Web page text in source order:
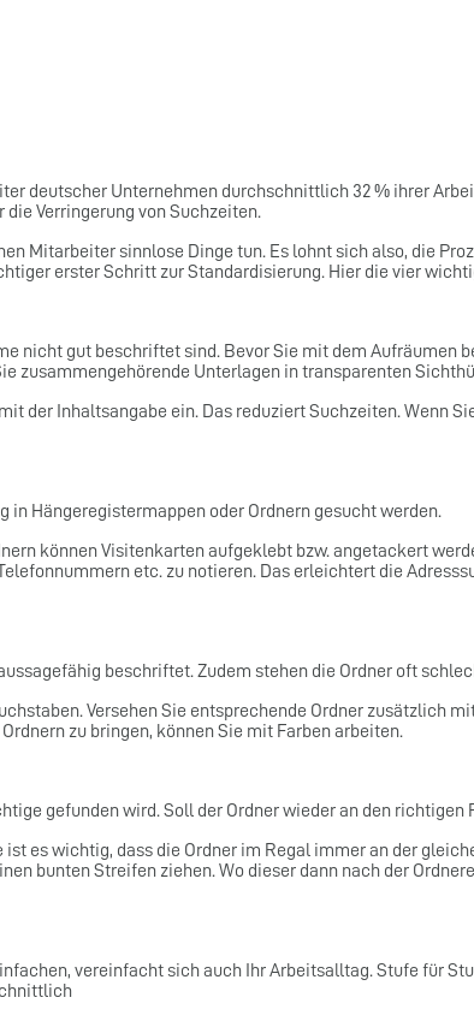
deutscher Unternehmen durchschnittlich 32 % ihrer
Verringerung von Suchzeiten.
Mitarbeiter sinnlose Dinge tun. Es lohnt sich also, die
erster Schritt zur Standardisierung. Hier die vier
nicht gut beschriftet sind. Bevor Sie mit dem Aufräumen
zusammengehörende Unterlagen in transparenten
der Inhaltsangabe ein. Das reduziert Suchzeiten. Wenn
Hängeregistermappen oder Ordnern gesucht werden.
können Visitenkarten aufgeklebt bzw. angetackert
etc. zu notieren. Das erleichtert die
beschriftet. Zudem stehen die Ordner oft
Versehen Sie entsprechende Ordner zusätzlich
zu bringen, können Sie mit Farben arbeiten.
gefunden wird. Soll der Ordner wieder an den
es wichtig, dass die Ordner im Regal immer an der
bunten Streifen ziehen. Wo dieser dann nach der
vereinfacht sich auch Ihr Arbeitsalltag. Stufe für